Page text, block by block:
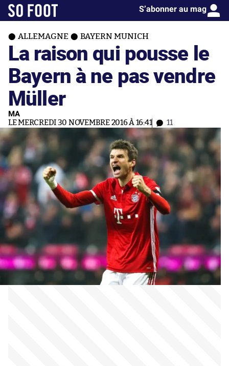
S’abonner au mag
ALLEMAGNE BAYERN MUNICH
La raison qui pousse le
Bayern à ne pas vendre
Müller
MA
LE MERCREDI 30 NOVEMBRE 2016 À 16:41 11